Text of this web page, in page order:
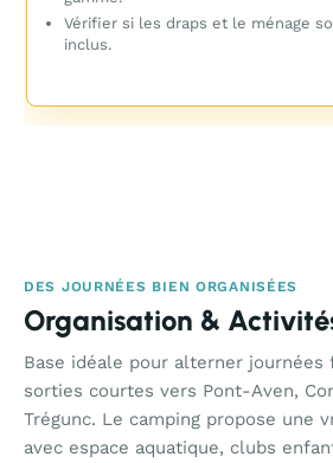
Vérifier si les draps et le ménage
inclus.
DES JOURNÉES BIEN ORGANISÉES
Organisation &
Base idéale pour alterner
sorties courtes vers Pont-Aven,
Trégunc. Le camping propose une
avec espace aquatique, clubs